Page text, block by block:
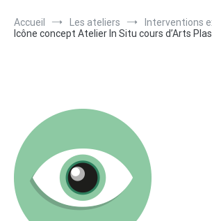
Accueil Les ateliers
Interventions
Icône concept Atelier In Situ cours d’Arts